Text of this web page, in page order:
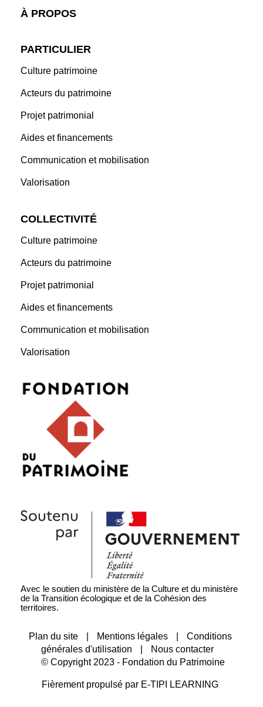
À PROPOS
PARTICULIER
Culture patrimoine
Acteurs du patrimoine
Projet patrimonial
Aides et financements
Communication et mobilisation
Valorisation
COLLECTIVITÉ
Culture patrimoine
Acteurs du patrimoine
Projet patrimonial
Aides et financements
Communication et mobilisation
Valorisation
Avec le soutien du ministère de la Culture et du ministère
de la Transition écologique et de la Cohésion des
territoires.
Plan du site Mentions légales
Conditions
générales d'utilisation
Nous contacter
© Copyright 2023 - Fondation du Patrimoine
Fièrement propulsé par E-TIPI LEARNING